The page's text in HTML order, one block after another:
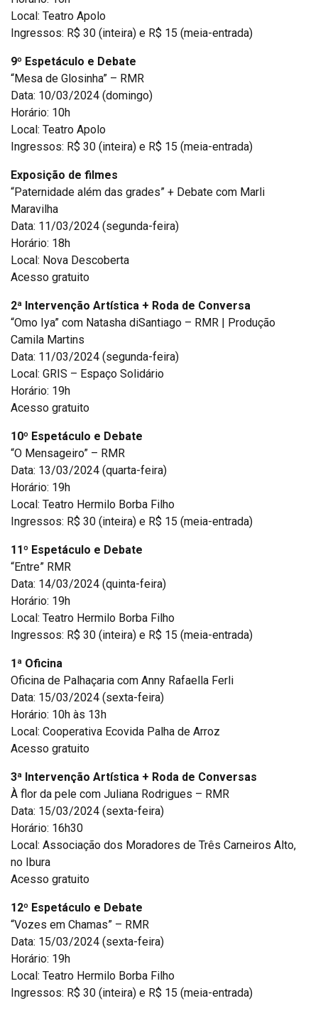
Local: Teatro Apolo
Ingressos: R$ 30 (inteira) e R$ 15 (meia-entrada)
9º Espetáculo e Debate
“Mesa de Glosinha” – RMR
Data: 10/03/2024 (domingo)
Horário: 10h
Local: Teatro Apolo
Ingressos: R$ 30 (inteira) e R$ 15 (meia-entrada)
Exposição de filmes
“Paternidade além das grades” + Debate com Marli
Maravilha
Data: 11/03/2024 (segunda-feira)
Horário: 18h
Local: Nova Descoberta
Acesso gratuito
2ª Intervenção Artística + Roda de Conversa
“Omo Iya” com Natasha diSantiago – RMR | Produção
Camila Martins
Data: 11/03/2024 (segunda-feira)
Local: GRIS – Espaço Solidário
Horário: 19h
Acesso gratuito
10º Espetáculo e Debate
“O Mensageiro” – RMR
Data: 13/03/2024 (quarta-feira)
Horário: 19h
Local: Teatro Hermilo Borba Filho
Ingressos: R$ 30 (inteira) e R$ 15 (meia-entrada)
11º Espetáculo e Debate
“Entre” RMR
Data: 14/03/2024 (quinta-feira)
Horário: 19h
Local: Teatro Hermilo Borba Filho
Ingressos: R$ 30 (inteira) e R$ 15 (meia-entrada)
1ª Oficina
Oficina de Palhaçaria com Anny Rafaella Ferli
Data: 15/03/2024 (sexta-feira)
Horário: 10h às 13h
Local: Cooperativa Ecovida Palha de Arroz
Acesso gratuito
3ª Intervenção Artística + Roda de Conversas
À flor da pele com Juliana Rodrigues – RMR
Data: 15/03/2024 (sexta-feira)
Horário: 16h30
Local: Associação dos Moradores de Três Carneiros Alto,
no Ibura
Acesso gratuito
12º Espetáculo e Debate
“Vozes em Chamas” – RMR
Data: 15/03/2024 (sexta-feira)
Horário: 19h
Local: Teatro Hermilo Borba Filho
Ingressos: R$ 30 (inteira) e R$ 15 (meia-entrada)